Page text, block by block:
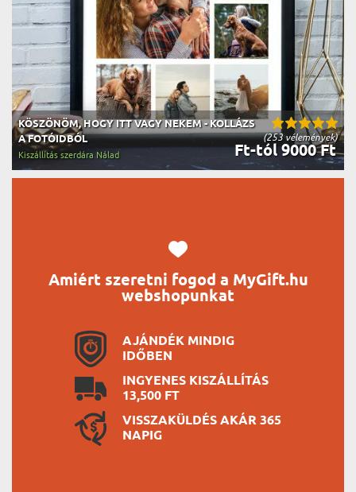
(253 vélemények)
KÖSZÖNÖM, HOGY ITT VAGY NEKEM - KOLLÁZS
A FOTÓIDBÓL
Ft-tól 9000 Ft
Kiszállítás szerdára Nálad
Amiért szeretni fogod a MyGift.hu
webshopunkat
AJÁNDÉK MINDIG
IDŐBEN
INGYENES KISZÁLLÍTÁS
13,500 FT
VISSZAKÜLDÉS AKÁR 365
NAPIG